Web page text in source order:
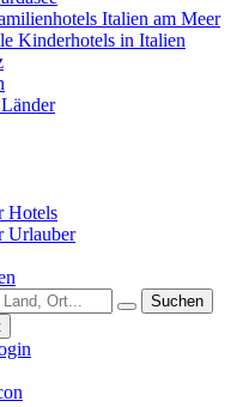
Italien am Meer
Kinderhotels in Italien
Hotels
Urlauber
Suchen